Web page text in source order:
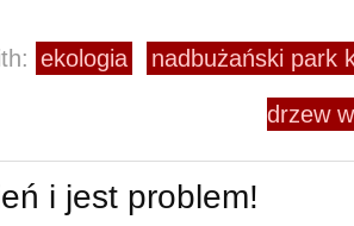
ekologia nadbużański park
drzew
i jest problem!